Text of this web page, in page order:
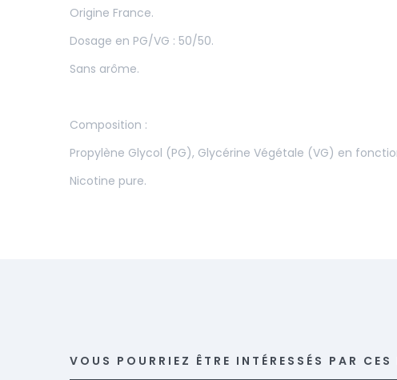
Origine France.
Dosage en PG/VG : 50/50.
Sans arôme.
Composition :
Propylène Glycol (PG), Glycérine Végétale (VG) en
Nicotine pure.
VOUS POURRIEZ ÊTRE INTÉRESSÉS PAR